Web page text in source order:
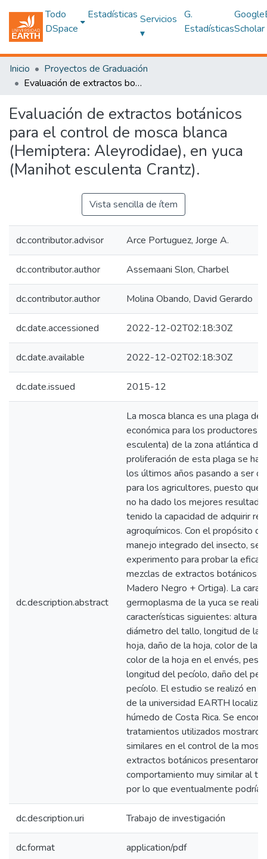
Todo
DSpace
Estadísticas Servicios
▾
G.
Estadísticas
Google
Scholar
Inicio
Proyectos de Graduación
Evaluación de extractos botánicos para el control de mosca blanca (Hemiptera: Aleyrodidae), en yuca (Manihot esculenta Crantz).
Evaluación de extractos botánicos
para el control de mosca blanca
(Hemiptera: Aleyrodidae), en yuca
(Manihot esculenta Crantz).
Vista sencilla de ítem
dc.contributor.advisor Arce Portuguez, Jorge A.
dc.contributor.author Assemaani Slon, Charbel
dc.contributor.author Molina Obando, David Gerardo
dc.date.accessioned 2022-12-02T02:18:30Z
dc.date.available 2022-12-02T02:18:30Z
dc.date.issued 2015-12
dc.description.abstract
La mosca blanca es una plaga de
económica para los productores
esculenta) de la zona atlántica de
proliferación de esta plaga se ha
los últimos años pasando a ser
para los agricultores, puesto que
no ha dado los mejores
tenido la capacidad de adquirir
agroquímicos. Con el propósito
manejo integrado del insecto, se
experimento para probar la
mezclas de extractos botánicos
Madero Negro + Ortiga). La
germoplasma de la yuca se
características siguientes: altura
diámetro del tallo, longitud de la
hoja, daño de la hoja, color de la
color de la hoja en el envés, peso
longitud del pecíolo, daño del
pecíolo. El estudio se realizó en
de la universidad EARTH
húmedo de Costa Rica. Se
tratamientos utilizados
similares en el control de la
extractos botánicos presentaron
comportamiento muy similar al
por lo que eventualmente
dc.description.uri Trabajo de investigación
dc.format application/pdf